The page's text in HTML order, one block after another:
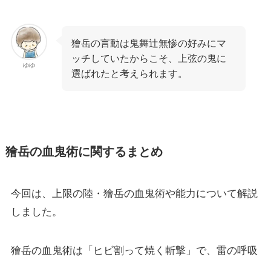
ゆゆ
獪岳の言動は鬼舞辻無惨の好みにマ
ッチしていたからこそ、上弦の鬼に
選ばれたと考えられます。
獪岳の血鬼術に関するまとめ
今回は、上限の陸・獪岳の血鬼術や能力について解説
しました。
獪岳の血鬼術は「ヒビ割って焼く斬撃」で、雷の呼吸